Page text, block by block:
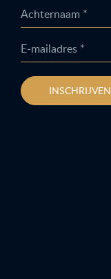
Achternaam *
E-mailadres *
INSCHRIJVEN